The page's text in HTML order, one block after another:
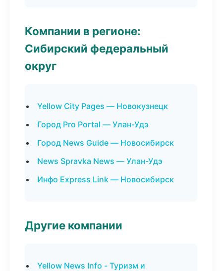
Компании в регионе:
Сибирский федеральный
округ
Yellow City Pages — Новокузнецк
Город Pro Portal — Улан-Удэ
Город News Guide — Новосибирск
News Spravka News — Улан-Удэ
Инфо Express Link — Новосибирск
Другие компании
Yellow News Info - Туризм и